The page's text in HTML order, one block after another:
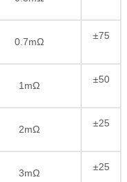
0.7mΩ
±75
1mΩ
±50
2mΩ
±25
3mΩ
±25